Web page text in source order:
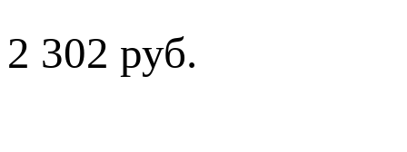
2 302 руб.